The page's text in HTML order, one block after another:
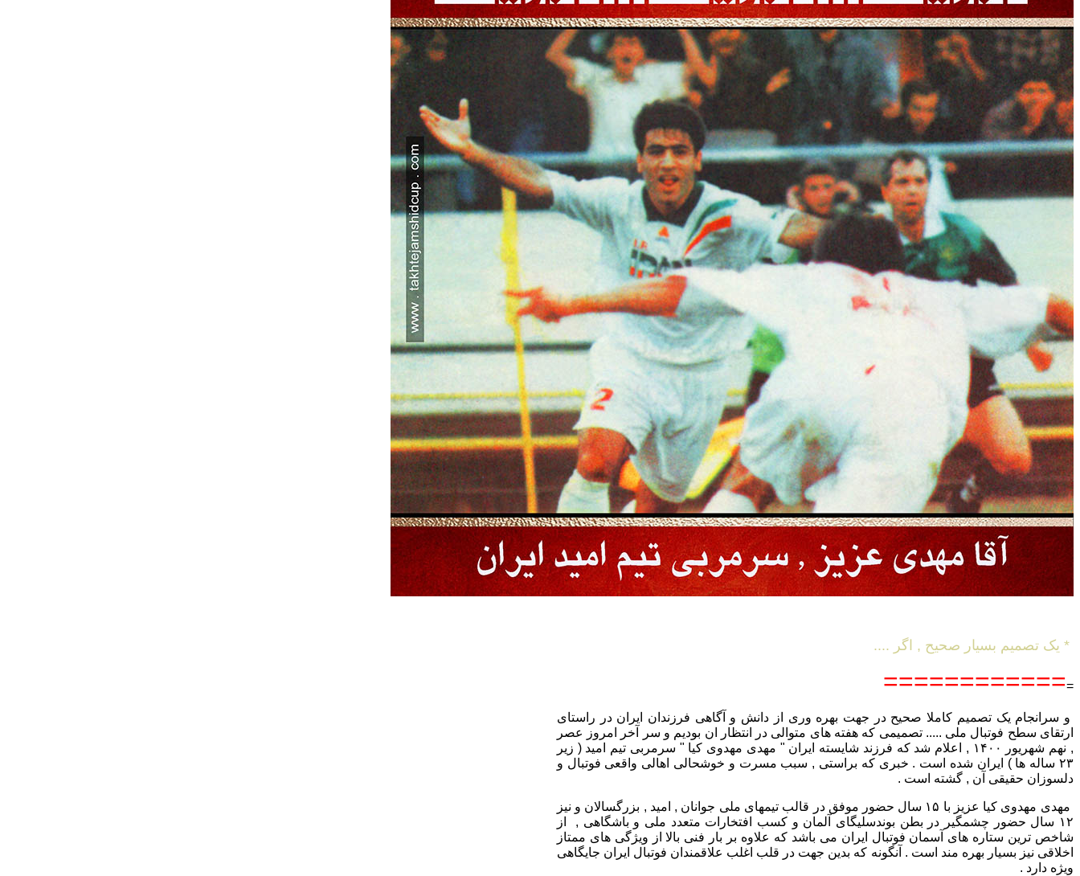
* یک تصمیم بسیار صحیح , اگر ....
=
============
و سرانجام یک تصمیم کاملا صحیح در جهت بهره وری از دانش و آگاهی فرزندان ایران در راستای
ارتقای سطح فوتبال ملی ..... تصمیمی که هفته های متوالی در انتظار ان بودیم و سر آخر امروز عصر
, نهم شهریور ۱۴۰۰ , اعلام شد که فرزند شایسته ایران " مهدی مهدوی کیا " سرمربی تیم امید ( زیر
۲۳ ساله ها ) ایران شده است . خبری که براستی , سبب مسرت و خوشحالی اهالی واقعی فوتبال و
دلسوزان حقیقی آن , گشته است .
مهدی مهدوی کیا عزیز با ۱۵ سال حضور موفق در قالب تیمهای ملی جوانان , امید , بزرگسالان و نیز
۱۲ سال حضور چشمگیر در بطن بوندسلیگای آلمان و کسب افتخارات متعدد ملی و باشگاهی , از
شاخص ترین ستاره های آسمان فوتبال ایران می باشد که علاوه بر بار فنی بالا از ویژگی های ممتاز
اخلاقی نیز بسیار بهره مند است . آنگونه که بدین جهت در قلب اغلب علاقمندان فوتبال ایران جایگاهی
ویژه دارد .